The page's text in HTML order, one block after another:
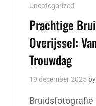
Cat
Links
Uncategorized
Prachtige
Overijssel:
Trouwdag
19 december 2025 by
Bruidsfotografie